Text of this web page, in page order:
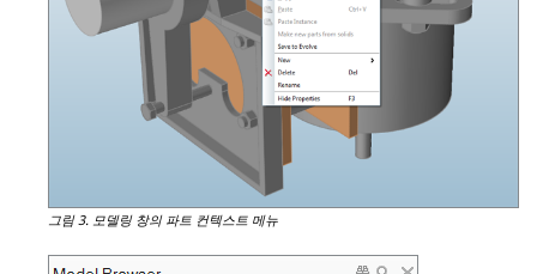
그림 3. 모델링 창의 파트 컨텍스트 메뉴